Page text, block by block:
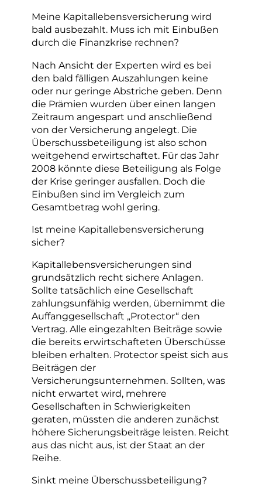
Meine Kapitallebensversicherung wird
bald ausbezahlt. Muss ich mit Einbußen
durch die Finanzkrise rechnen?
Nach Ansicht der Experten wird es bei
den bald fälligen Auszahlungen keine
oder nur geringe Abstriche geben. Denn
die Prämien wurden über einen langen
Zeitraum angespart und anschließend
von der Versicherung angelegt. Die
Überschussbeteiligung ist also schon
weitgehend erwirtschaftet. Für das Jahr
2008 könnte diese Beteiligung als Folge
der Krise geringer ausfallen. Doch die
Einbußen sind im Vergleich zum
Gesamtbetrag wohl gering.
Ist meine Kapitallebensversicherung
sicher?
Kapitallebensversicherungen sind
grundsätzlich recht sichere Anlagen.
Sollte tatsächlich eine Gesellschaft
zahlungsunfähig werden, übernimmt die
Auffanggesellschaft „Protector“ den
Vertrag. Alle eingezahlten Beiträge sowie
die bereits erwirtschafteten Überschüsse
bleiben erhalten. Protector speist sich aus
Beiträgen der
Versicherungsunternehmen. Sollten, was
nicht erwartet wird, mehrere
Gesellschaften in Schwierigkeiten
geraten, müssten die anderen zunächst
höhere Sicherungsbeiträge leisten. Reicht
aus das nicht aus, ist der Staat an der
Reihe.
Sinkt meine Überschussbeteiligung?